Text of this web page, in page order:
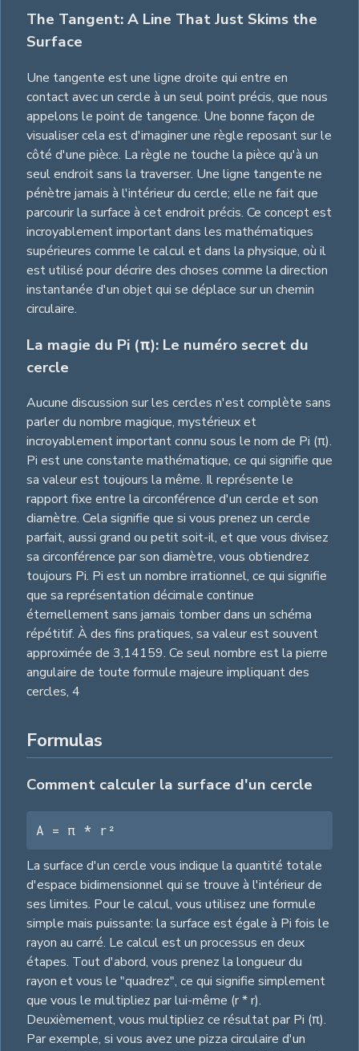
The Tangent: A Line That Just Skims the
Surface
Une tangente est une ligne droite qui entre en
contact avec un cercle à un seul point précis, que nous
appelons le point de tangence. Une bonne façon de
visualiser cela est d'imaginer une règle reposant sur le
côté d'une pièce. La règle ne touche la pièce qu'à un
seul endroit sans la traverser. Une ligne tangente ne
pénètre jamais à l'intérieur du cercle; elle ne fait que
parcourir la surface à cet endroit précis. Ce concept est
incroyablement important dans les mathématiques
supérieures comme le calcul et dans la physique, où il
est utilisé pour décrire des choses comme la direction
instantanée d'un objet qui se déplace sur un chemin
circulaire.
La magie du Pi (π): Le numéro secret du
cercle
Aucune discussion sur les cercles n'est complète sans
parler du nombre magique, mystérieux et
incroyablement important connu sous le nom de Pi (π).
Pi est une constante mathématique, ce qui signifie que
sa valeur est toujours la même. Il représente le
rapport fixe entre la circonférence d'un cercle et son
diamètre. Cela signifie que si vous prenez un cercle
parfait, aussi grand ou petit soit-il, et que vous divisez
sa circonférence par son diamètre, vous obtiendrez
toujours Pi. Pi est un nombre irrationnel, ce qui signifie
que sa représentation décimale continue
éternellement sans jamais tomber dans un schéma
répétitif. À des fins pratiques, sa valeur est souvent
approximée de 3,14159. Ce seul nombre est la pierre
angulaire de toute formule majeure impliquant des
cercles, 4
Formulas
Comment calculer la surface d'un cercle
A = π * r²
La surface d'un cercle vous indique la quantité totale
d'espace bidimensionnel qui se trouve à l'intérieur de
ses limites. Pour le calcul, vous utilisez une formule
simple mais puissante: la surface est égale à Pi fois le
rayon au carré. Le calcul est un processus en deux
étapes. Tout d'abord, vous prenez la longueur du
rayon et vous le "quadrez", ce qui signifie simplement
que vous le multipliez par lui-même (r * r).
Deuxièmement, vous multipliez ce résultat par Pi (π).
Par exemple, si vous avez une pizza circulaire d'un